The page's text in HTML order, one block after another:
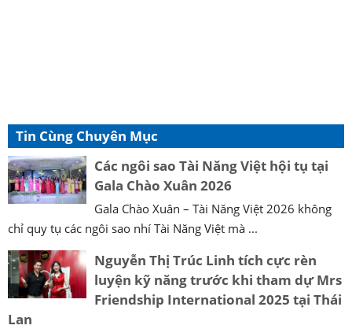
Tin Cùng Chuyên Mục
Các ngôi sao Tài Năng Việt hội tụ tại
Gala Chào Xuân 2026
Gala Chào Xuân – Tài Năng Việt 2026 không
chỉ quy tụ các ngôi sao nhí Tài Năng Việt mà ...
Nguyễn Thị Trúc Linh tích cực rèn
luyện kỹ năng trước khi tham dự Mrs
Friendship International 2025 tại Thái
Lan